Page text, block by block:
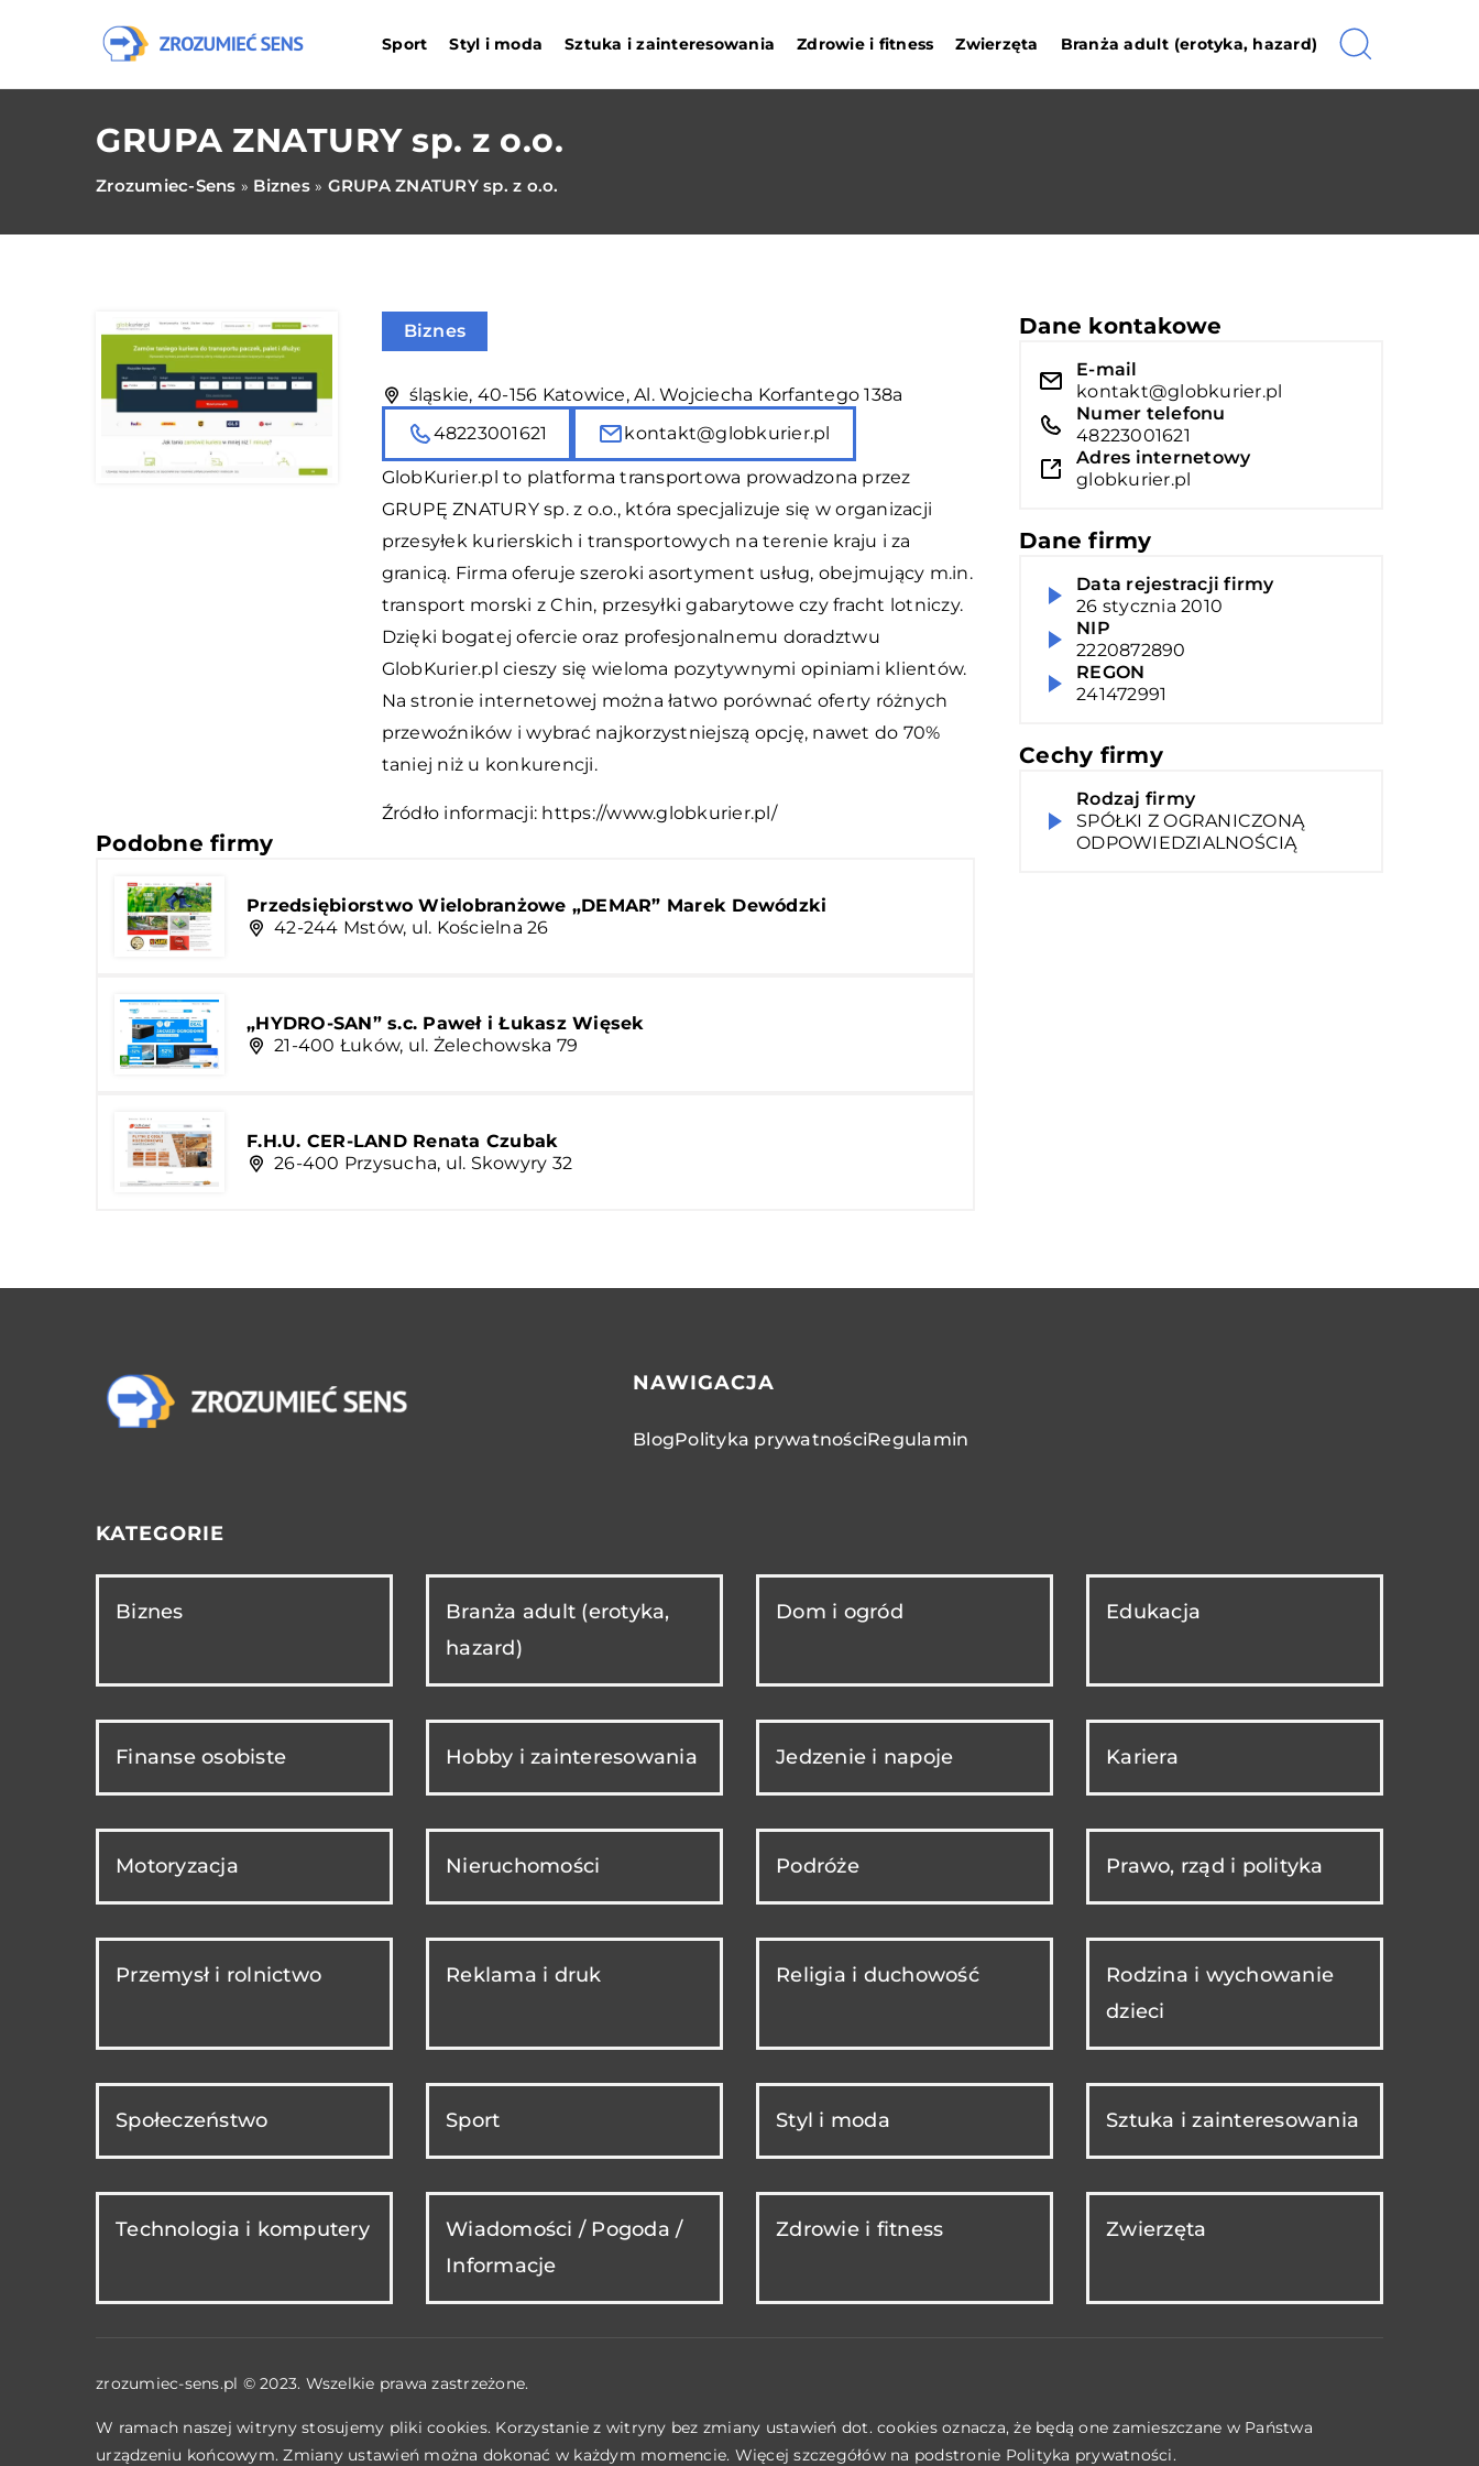
Sport Styl i moda Sztuka i zainteresowania Zdrowie i fitness Zwierzęta Branża adult (erotyka, hazard)
GRUPA ZNATURY sp. z o.o.
Zrozumiec-Sens » Biznes» GRUPA ZNATURY sp. z o.o.
Biznes
śląskie, 40-156 Katowice, Al. Wojciecha Korfantego 138a
48223001621
kontakt@globkurier.pl
GlobKurier.pl to platforma transportowa prowadzona przez
GRUPĘ ZNATURY sp. z o.o., która specjalizuje się w organizacji
przesyłek kurierskich i transportowych na terenie kraju i za
granicą. Firma oferuje szeroki asortyment usług, obejmujący m.in.
transport morski z Chin, przesyłki gabarytowe czy fracht lotniczy.
Dzięki bogatej ofercie oraz profesjonalnemu doradztwu
GlobKurier.pl cieszy się wieloma pozytywnymi opiniami klientów.
Na stronie internetowej można łatwo porównać oferty różnych
przewoźników i wybrać najkorzystniejszą opcję, nawet do 70%
taniej niż u konkurencji.
Źródło informacji: https://www.globkurier.pl/
Podobne firmy
Przedsiębiorstwo Wielobranżowe „DEMAR” Marek Dewódzki
42-244 Mstów, ul. Kościelna 26
„HYDRO-SAN” s.c. Paweł i Łukasz Więsek
21-400 Łuków, ul. Żelechowska 79
F.H.U. CER-LAND Renata Czubak
26-400 Przysucha, ul. Skowyry 32
Dane kontakowe
E-mail
kontakt@globkurier.pl
Numer telefonu
48223001621
Adres internetowy
globkurier.pl
Dane firmy
Data rejestracji firmy
26 stycznia 2010
NIP
2220872890
REGON
241472991
Cechy firmy
Rodzaj firmy
SPÓŁKI Z OGRANICZONĄ
ODPOWIEDZIALNOŚCIĄ
NAWIGACJA
BlogPolityka prywatnościRegulamin
KATEGORIE
Biznes
Branża adult (erotyka,
hazard)
Dom i ogród Edukacja
Finanse osobiste Hobby i zainteresowania Jedzenie i napoje Kariera
Motoryzacja Nieruchomości Podróże Prawo, rząd i polityka
Przemysł i rolnictwo Reklama i druk Religia i duchowość
Rodzina i wychowanie
dzieci
Społeczeństwo Sport Styl i moda Sztuka i zainteresowania
Technologia i komputery
Wiadomości / Pogoda /
Informacje
Zdrowie i fitness Zwierzęta
zrozumiec-sens.pl © 2023. Wszelkie prawa zastrzeżone.
W ramach naszej witryny stosujemy pliki cookies. Korzystanie z witryny bez zmiany ustawień dot. cookies oznacza, że będą one zamieszczane w Państwa
urządzeniu końcowym. Zmiany ustawień można dokonać w każdym momencie. Więcej szczegółów na podstronie Polityka prywatności.